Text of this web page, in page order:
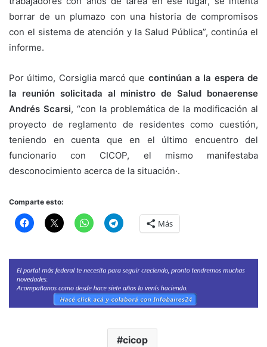
borrar de un plumazo con una historia de compromisos
con el sistema de atención y la Salud Pública”, continúa el
informe.
Por último, Corsiglia marcó que continúan a la espera de
la reunión solicitada al ministro de Salud bonaerense
Andrés Scarsi, “con la problemática de la modificación al
proyecto de reglamento de residentes como cuestión,
teniendo en cuenta que en el último encuentro del
funcionario con CICOP, el mismo manifestaba
desconocimiento acerca de la situación·.
Comparte esto:
Más
cicop